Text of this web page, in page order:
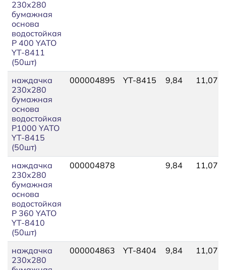
230х280
бумажная
основа
водостойкая
P 400 YATO
YT-8411
(50шт)
наждачка
230х280
бумажная
основа
водостойкая
P1000 YATO
YT-8415
(50шт)
000004895 YT-8415 9,84 11,07
наждачка
230х280
бумажная
основа
водостойкая
P 360 YATO
YT-8410
(50шт)
000004878 9,84 11,07
наждачка
230х280
000004863 YT-8404 9,84 11,07